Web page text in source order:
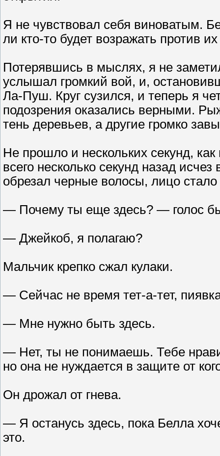
Я не чувствовал себя виноватым.
ли кто-то будет возражать против
Потерявшись в мыслях, я не
услышал громкий вой, и,
Ла-Пуш. Круг сузился, и теперь я
подозрения оказались верными.
тень деревьев, а другие громко
Не прошло и нескольких секунд,
всего несколько секунд назад
обрезал черные волосы, лицо
— Почему ты еще здесь? — голос
— Джейкоб, я полагаю?
Мальчик крепко сжал кулаки.
— Сейчас не время тет-а-тет,
— Мне нужно быть здесь.
— Нет, ты не понимаешь. Тебе
но она не нуждается в защите от
Он дрожал от гнева.
— Я останусь здесь, пока Белла
это.